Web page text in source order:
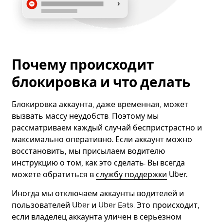
Почему происходит
блокировка и что делать
Блокировка аккаунта, даже временная, может
вызвать массу неудобств. Поэтому мы
рассматриваем каждый случай беспристрастно и
максимально оперативно. Если аккаунт можно
восстановить, мы присылаем водителю
инструкцию о том, как это сделать. Вы всегда
можете обратиться в службу поддержки Uber.
Иногда мы отключаем аккаунты водителей и
пользователей Uber и Uber Eats. Это происходит,
если владелец аккаунта уличен в серьезном